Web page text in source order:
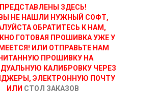
ПРЕДСТАВЛЕНЫ ЗДЕСЬ!
НЕ НАШЛИ НУЖНЫЙ СОФТ,
ОБРАТИТЕСЬ К НАМ,
ГОТОВАЯ ПРОШИВКА УЖЕ У
ИЛИ ОТПРАВЬТЕ НАМ
ПРОШИВКУ НА
КАЛИБРОВКУ ЧЕРЕЗ
ЭЛЕКТРОННУЮ ПОЧТУ
ИЛИ СТОЛ ЗАКАЗОВ